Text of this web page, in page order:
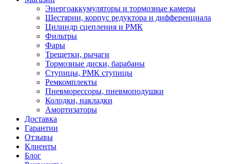
Энергоаккумуляторы и тормозные камеры
Шестярни, корпус редуктора и дифференциала
Цилиндр сцепления и РМК
Фильтры
Фары
Трещетки, рычаги
Тормозные диски, барабаны
Ступицы, РМК ступицы
Ремкомплекты
Пневморессоры, пневмоподушки
Колодки, накладки
Амортизаторы
Доставка
Гарантии
Отзывы
Клиенты
Блог